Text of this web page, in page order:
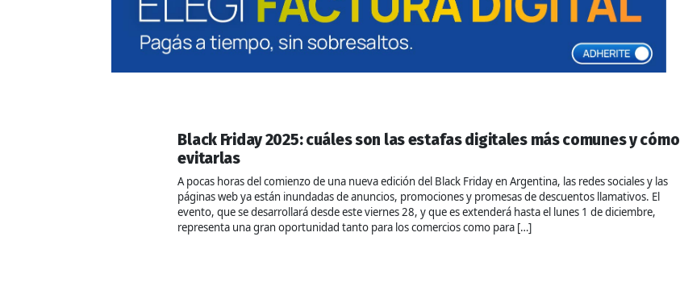
Black Friday 2025: cuáles son las estafas digitales más comunes y cómo
evitarlas
A pocas horas del comienzo de una nueva edición del Black Friday en Argentina, las redes sociales y las
páginas web ya están inundadas de anuncios, promociones y promesas de descuentos llamativos. El
evento, que se desarrollará desde este viernes 28, y que es extenderá hasta el lunes 1 de diciembre,
representa una gran oportunidad tanto para los comercios como para […]